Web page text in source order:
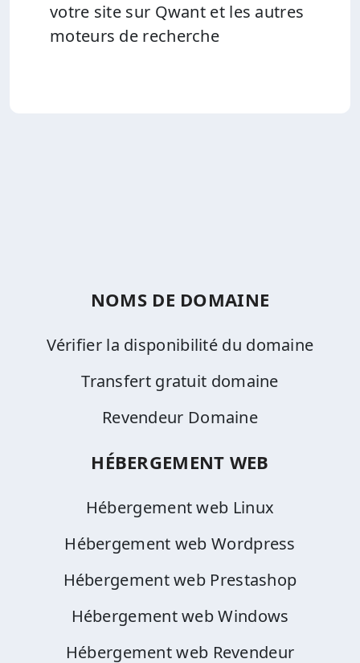
votre site sur Qwant et les autres
moteurs de recherche
NOMS DE DOMAINE
Vérifier la disponibilité du domaine
Transfert gratuit domaine
Revendeur Domaine
HÉBERGEMENT WEB
Hébergement web Linux
Hébergement web Wordpress
Hébergement web Prestashop
Hébergement web Windows
Hébergement web Revendeur